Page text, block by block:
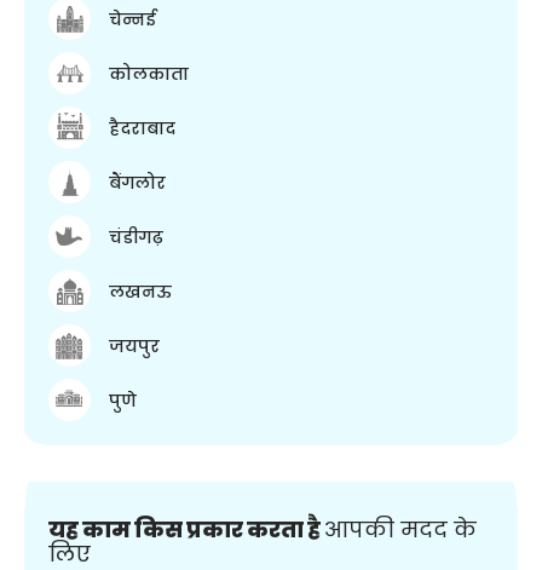
चेन्नई
कोलकाता
हैदराबाद
बैंगलोर
चंडीगढ़
लखनऊ
जयपुर
पुणे
यह काम किस प्रकार करता हैआपकी मदद के
लिए